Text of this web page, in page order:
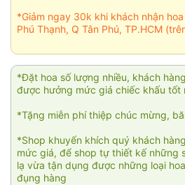
*Giảm ngay 30k khi khách nhận
Phú Thạnh, Q Tân Phú, TP.HCM
*Đặt hoa số lượng nhiều, khách
được hưởng mức giá chiếc khấu tốt
*Tặng miễn phí thiệp chúc mừng,
*Shop khuyến khích quý khách
mức giá, để shop tự thiết kế những
lạ vừa tận dụng được những loại
đụng hàng